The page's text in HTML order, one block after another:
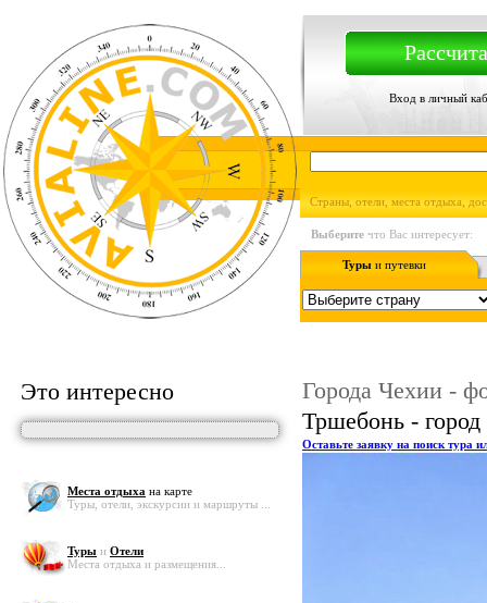
Вход в личный
Страны, отели, места отдыха,
Выберите что Вас интересует:
Туры и путевки
Это интересно
Места отдыха на карте
Туры, отели, экскурсии и маршруты ...
Туры и Отели
Места отдыха и размещения...
Города Чехии -
Тршебонь -
Оставьте заявку на поиск тура